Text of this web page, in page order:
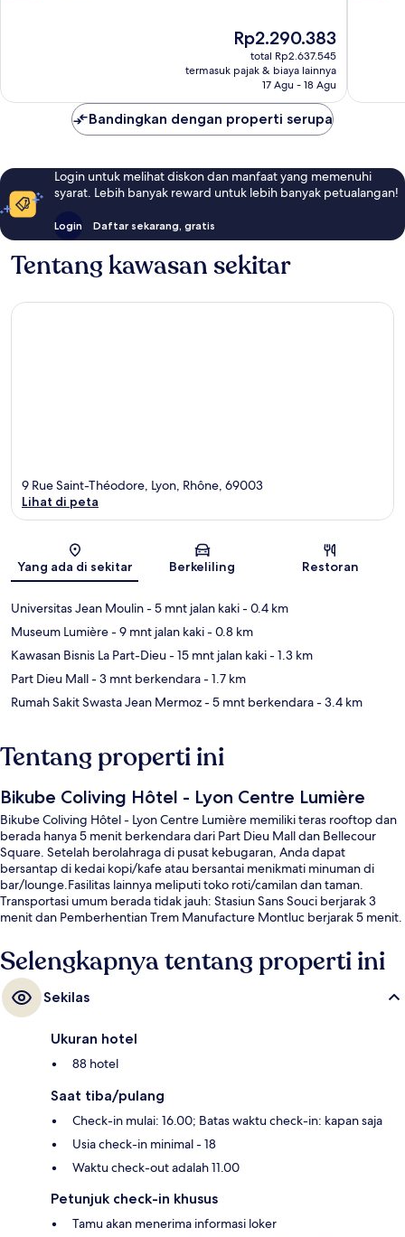
Harga
sekarang
Rp2.290.383
Rp2.290.383
total Rp2.637.545
termasuk pajak & biaya lainnya
17 Agu - 18 Agu
Bandingkan dengan properti serupa
Login untuk melihat diskon dan manfaat yang memenuhi
syarat. Lebih banyak reward untuk lebih banyak petualangan!
Login Daftar sekarang, gratis
Tentang kawasan sekitar
Peta
9 Rue Saint-Théodore, Lyon, Rhône, 69003
Lihat di peta
Yang ada di sekitar Berkeliling Restoran
Universitas Jean Moulin- 5 mnt jalan kaki- 0.4 km
Museum Lumière- 9 mnt jalan kaki- 0.8 km
Kawasan Bisnis La Part-Dieu- 15 mnt jalan kaki- 1.3 km
Part Dieu Mall- 3 mnt berkendara- 1.7 km
Rumah Sakit Swasta Jean Mermoz- 5 mnt berkendara- 3.4 km
Tentang properti ini
Bikube Coliving Hôtel - Lyon Centre Lumière
Bikube Coliving Hôtel - Lyon Centre Lumière memiliki teras rooftop dan
berada hanya 5 menit berkendara dari Part Dieu Mall dan Bellecour
Square. Setelah berolahraga di pusat kebugaran, Anda dapat
bersantap di kedai kopi/kafe atau bersantai menikmati minuman di
bar/lounge.Fasilitas lainnya meliputi toko roti/camilan dan taman.
Transportasi umum berada tidak jauh: Stasiun Sans Souci berjarak 3
menit dan Pemberhentian Trem Manufacture Montluc berjarak 5 menit.
Selengkapnya tentang properti ini
Sekilas
Ukuran hotel
88 hotel
Saat tiba/pulang
Check-in mulai: 16.00; Batas waktu check-in: kapan saja
Usia check-in minimal - 18
Waktu check-out adalah 11.00
Petunjuk check-in khusus
Tamu akan menerima informasi loker